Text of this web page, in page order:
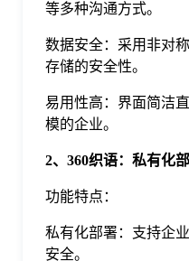
等多种沟通方式。
数据安全：采用非对
存储的安全性。
易用性高：界面简洁
模的企业。
2、360织语：私有化
功能特点：
私有化部署：支持企
安全。